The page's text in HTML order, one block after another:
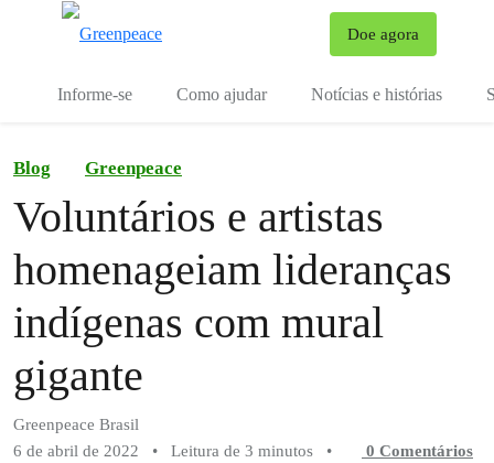
Doe agora
Informe-se Como ajudar Notícias e histórias
Blog Greenpeace
Voluntários e artistas
homenageiam lideranças
indígenas com mural
gigante
Greenpeace Brasil
6 de abril de 2022
• Leitura de 3 minutos • 0 Comentários